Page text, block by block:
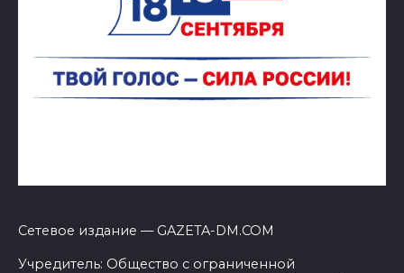
Сетевое издание — GAZETA-DM.COM
Учредитель: Общество с ограниченной